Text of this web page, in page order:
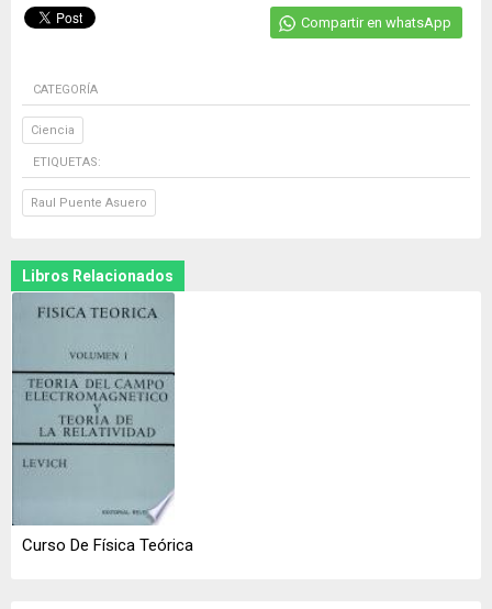
Compartir en whatsApp
CATEGORÍA
Ciencia
ETIQUETAS:
Raul Puente Asuero
Libros Relacionados
Curso De Física Teórica